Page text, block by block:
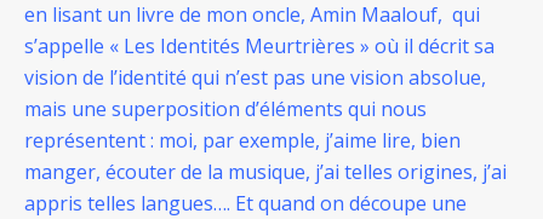
en lisant un livre de mon oncle, Amin Maalouf, qui
s’appelle « Les Identités Meurtrières » où il décrit sa
vision de l’identité qui n’est pas une vision absolue,
mais une superposition d’éléments qui nous
représentent : moi, par exemple, j’aime lire, bien
manger, écouter de la musique, j’ai telles origines, j’ai
appris telles langues…. Et quand on découpe une